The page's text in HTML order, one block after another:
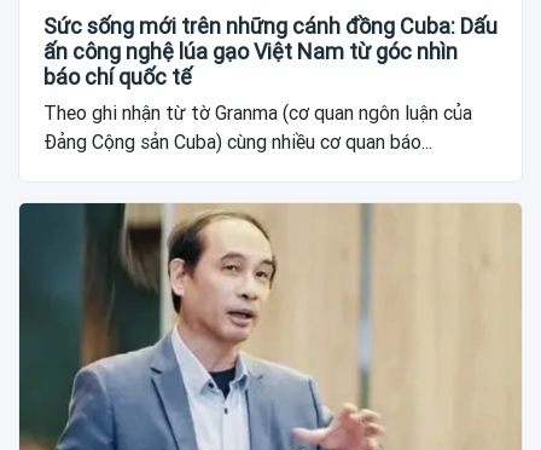
Sức sống mới trên những cánh đồng Cuba: Dấu
ấn công nghệ lúa gạo Việt Nam từ góc nhìn
báo chí quốc tế
Theo ghi nhận từ tờ Granma (cơ quan ngôn luận của
Đảng Cộng sản Cuba) cùng nhiều cơ quan báo...